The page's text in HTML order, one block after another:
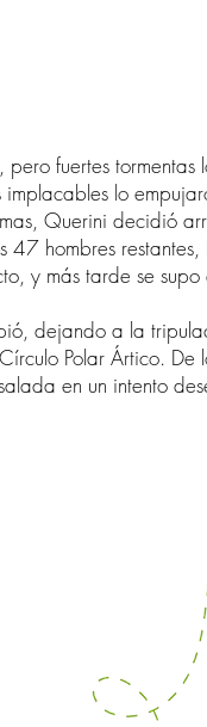
fuertes tormentas
lo
Querini decidió
47 hombres
y más tarde se supo
dejando a la
Polar Ártico.
en un intento